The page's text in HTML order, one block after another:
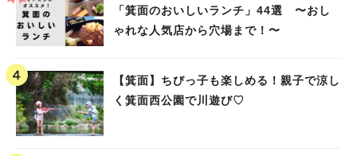
「箕面のおいしいランチ」44選 〜おし
ゃれな人気店から穴場まで！〜
【箕面】ちびっ子も楽しめる！親子で涼し
く箕面西公園で川遊び♡